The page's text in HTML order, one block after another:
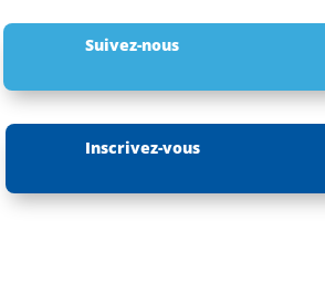
Suivez-nous
Inscrivez-vous